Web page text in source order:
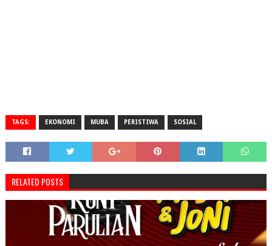
TAGS: EKONOMI MUBA PERISTIWA SOSIAL
RELATED POSTS